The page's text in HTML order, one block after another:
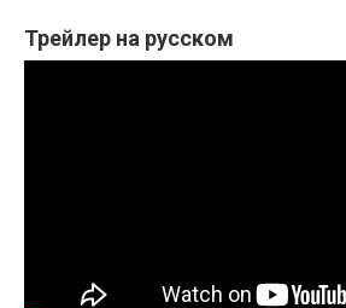
Трейлер на русском